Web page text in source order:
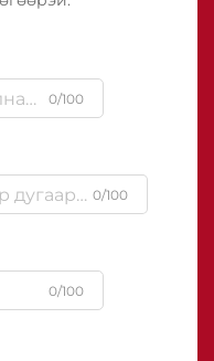
0/100
0/100
0/100